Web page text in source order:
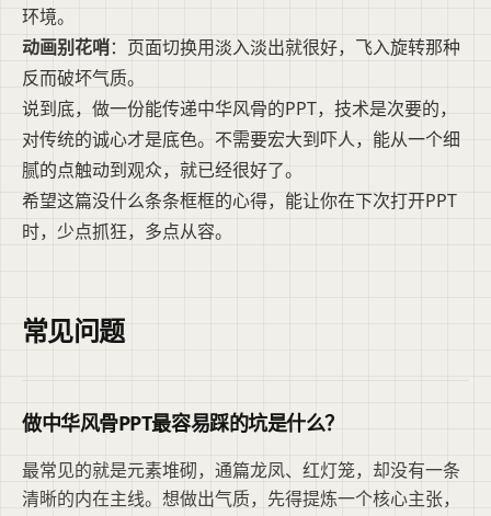
环境。
动画别花哨：页面切换用淡入淡出就很好，飞入旋转那种
反而破坏气质。
说到底，做一份能传递中华风骨的PPT，技术是次要的，
对传统的诚心才是底色。不需要宏大到吓人，能从一个细
腻的点触动到观众，就已经很好了。
希望这篇没什么条条框框的心得，能让你在下次打开PPT
时，少点抓狂，多点从容。
常见问题
做中华风骨PPT最容易踩的坑是什么？
最常见的就是元素堆砌，通篇龙凤、红灯笼，却没有一条
清晰的内在主线。想做出气质，先得提炼一个核心主张，